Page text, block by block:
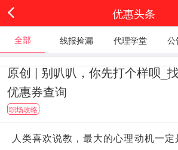
优惠头条
全部 线报捡漏 代理学堂 公
原创 | 别叭叭，你先打个样呗_
优惠券查询
职场攻略
人类喜欢说教，最大的心理动机一定